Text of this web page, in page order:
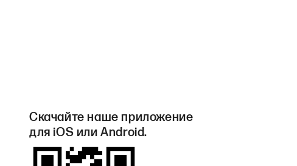
Скачайте наше приложение
для iOS или Android.